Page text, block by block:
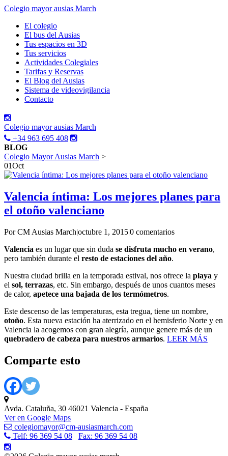
Colegio mayor ausias March
El colegio
El bus del Ausias
Tus espacios en 3D
Tus servicios
Actividades Colegiales
Tarifas y Reservas
El Blog del Ausias
Sistema de videovigilancia
Contacto
Colegio mayor ausias March
+34 963 695 408
BLOG
Colegio Mayor Ausias March >
01Oct
Valencia íntima: Los mejores planes para
el otoño valenciano
Por CM Ausias March|octubre 1, 2015|0 comentarios
Valencia es un lugar que sin duda se disfruta mucho en verano,
pero también durante el resto de estaciones del año.
Nuestra ciudad brilla en la temporada estival, nos ofrece la playa y
el sol, terrazas, etc. Sin embargo, después de unos cuantos meses
de calor, apetece una bajada de los termómetros.
Este descenso de las temperaturas, esta tregua, tiene un nombre,
otoño. Esta nueva estación ha aterrizado en el hemisferio Norte y en
Valencia la acogemos con gran alegría, aunque genere más de un
quebradero de cabeza para nuestros armarios. LEER MÁS
Comparte esto
Avda. Cataluña, 30 46021 Valencia - España
Ver en Google Maps
colegiomayor@cm-ausiasmarch.com
Telf: 96 369 54 08
Fax: 96 369 54 08